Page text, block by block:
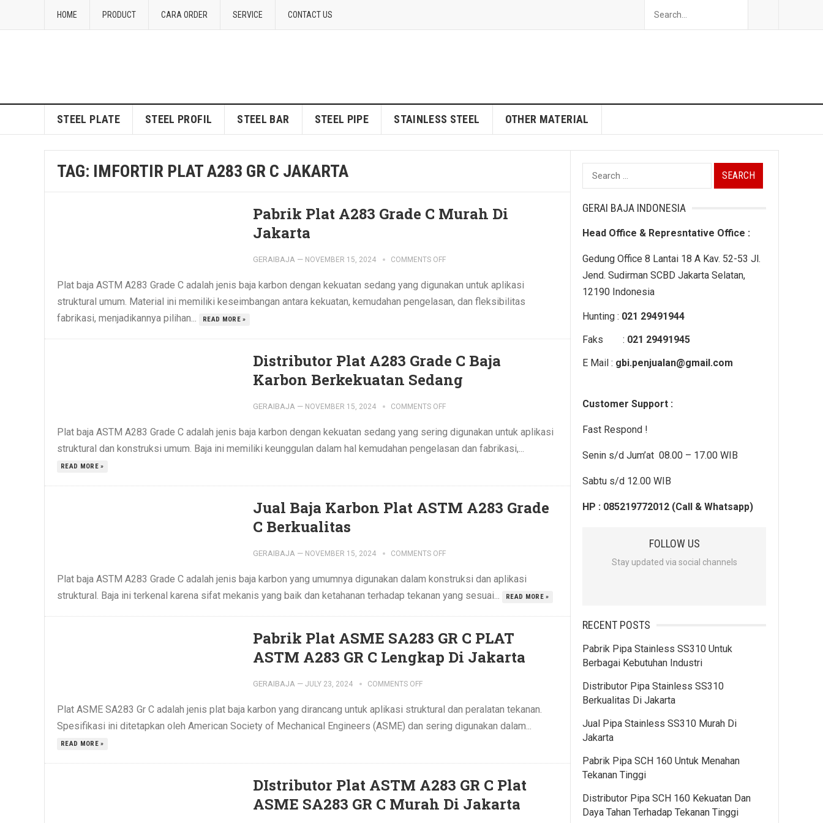
HOME PRODUCT CARA ORDER SERVICE CONTACT US
STEEL PLATE STEEL PROFIL STEEL BAR STEEL PIPE STAINLESS STEEL OTHER MATERIAL
TAG: IMFORTIR PLAT A283 GR C JAKARTA
Pabrik Plat A283 Grade C Murah Di
Jakarta
GERAIBAJA — NOVEMBER 15, 2024 COMMENTS OFF
Plat baja ASTM A283 Grade C adalah jenis baja karbon dengan kekuatan sedang yang digunakan untuk aplikasi
struktural umum. Material ini memiliki keseimbangan antara kekuatan, kemudahan pengelasan, dan fleksibilitas
fabrikasi, menjadikannya pilihan...
READ MORE »
Distributor Plat A283 Grade C Baja
Karbon Berkekuatan Sedang
GERAIBAJA — NOVEMBER 15, 2024 COMMENTS OFF
Plat baja ASTM A283 Grade C adalah jenis baja karbon dengan kekuatan sedang yang sering digunakan untuk aplikasi
struktural dan konstruksi umum. Baja ini memiliki keunggulan dalam hal kemudahan pengelasan dan fabrikasi,...
READ MORE »
Jual Baja Karbon Plat ASTM A283 Grade
C Berkualitas
GERAIBAJA — NOVEMBER 15, 2024 COMMENTS OFF
Plat baja ASTM A283 Grade C adalah jenis baja karbon yang umumnya digunakan dalam konstruksi dan aplikasi
struktural. Baja ini terkenal karena sifat mekanis yang baik dan ketahanan terhadap tekanan yang sesuai...
READ MORE »
Pabrik Plat ASME SA283 GR C PLAT
ASTM A283 GR C Lengkap Di Jakarta
GERAIBAJA — JULY 23, 2024 COMMENTS OFF
Plat ASME SA283 Gr C adalah jenis plat baja karbon yang dirancang untuk aplikasi struktural dan peralatan tekanan.
Spesifikasi ini ditetapkan oleh American Society of Mechanical Engineers (ASME) dan sering digunakan dalam...
READ MORE »
DIstributor Plat ASTM A283 GR C Plat
ASME SA283 GR C Murah Di Jakarta
Search
for:
GERAI BAJA INDONESIA
Head Office & Represntative Office :
Gedung Office 8 Lantai 18 A Kav. 52-53 Jl.
Jend. Sudirman SCBD Jakarta Selatan,
12190 Indonesia
Hunting : 021 29491944
Faks : 021 29491945
E Mail : gbi.penjualan@gmail.com
Customer Support :
Fast Respond !
Senin s/d Jum’at 08.00 – 17.00 WIB
Sabtu s/d 12.00 WIB
HP : 085219772012 (Call & Whatsapp)
FOLLOW US
Stay updated via social channels
RECENT POSTS
Pabrik Pipa Stainless SS310 Untuk
Berbagai Kebutuhan Industri
Distributor Pipa Stainless SS310
Berkualitas Di Jakarta
Jual Pipa Stainless SS310 Murah Di
Jakarta
Pabrik Pipa SCH 160 Untuk Menahan
Tekanan Tinggi
Distributor Pipa SCH 160 Kekuatan Dan
Daya Tahan Terhadap Tekanan Tinggi